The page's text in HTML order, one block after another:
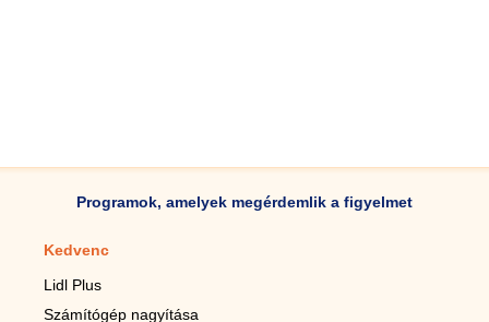
Programok, amelyek megérdemlik a figyelmet
Kedvenc
Lidl Plus
Számítógép nagyítása